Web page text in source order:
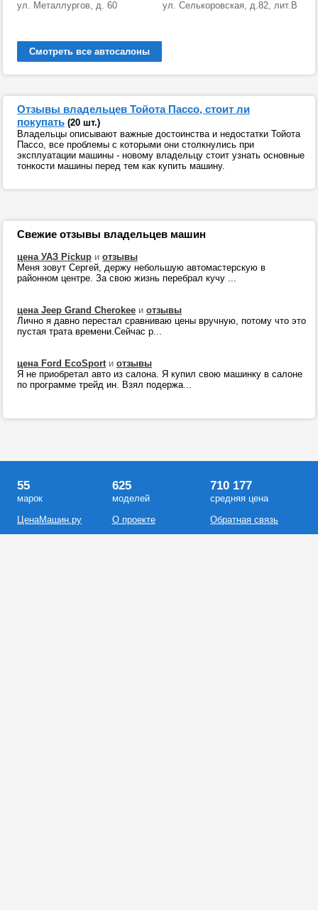
ул. Металлургов, д. 60
ул. Селькоровская, д.82, лит.В
Смотреть все автосалоны
Отзывы владельцев Тойота Пассо, стоит ли
покупать (20 шт.)
Владельцы описывают важные достоинства и недостатки Тойота
Пассо, все проблемы с которыми они столкнулись при
эксплуатации машины - новому владельцу стоит узнать основные
тонкости машины перед тем как купить машину.
Свежие отзывы владельцев машин
цена УАЗ Pickup и отзывы
Меня зовут Сергей, держу небольшую автомастерскую в
районном центре. За свою жизнь перебрал кучу ...
цена Jeep Grand Cherokee и отзывы
Лично я давно перестал сравниваю цены вручную, потому что это
пустая трата времени.Сейчас р...
цена Ford EcoSportи отзывы
Я не приобретал авто из салона. Я купил свою машинку в салоне
по программе трейд ин. Взял подержа...
55
марок
ЦенаМашин.ру
625
моделей
О проекте
710 177
средняя цена
Обратная связь